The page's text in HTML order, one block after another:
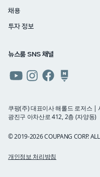
채용
투자 정보
뉴스룸 SNS 채널
유튜브인스타그램
페이스북네이버
블로그
쿠팡(주) 대표이사 해롤드 로저스
광진구 아차산로 412, 2층 (자양동)
© 2019-2026 COUPANG CORP. ALL
개인정보 처리방침